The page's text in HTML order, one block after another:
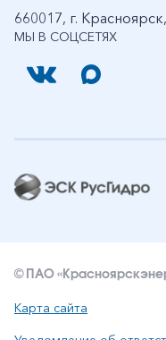
МЫ В СОЦСЕТЯХ
660017, г.
© ПАО
Карта сайта